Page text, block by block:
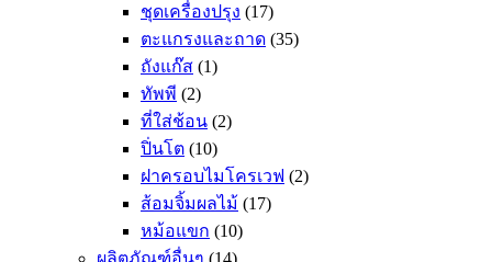
ชุดเครื่องปรุง (17)
ตะแกรงและถาด (35)
ถังแก๊ส (1)
ทัพพี (2)
ที่ใส่ช้อน (2)
ปิ่นโต (10)
ฝาครอบไมโครเวฟ (2)
ส้อมจิ้มผลไม้ (17)
หม้อแขก (10)
ผลิตภัณฑ์อื่นๆ (14)